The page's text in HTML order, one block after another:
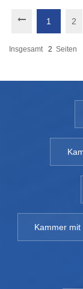
1 2
Insgesamt 2 Seiten
Kammer